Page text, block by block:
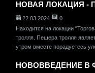
НОВАЯ ЛОКАЦИЯ -
22.03.2024
0
Находится на локации
тролля. Пещера тролля
утром вместе порадуетесь
НОВОВВЕДЕНИЕ В